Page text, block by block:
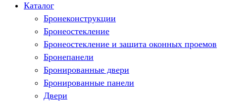
Каталог
Бронеконструкции
Бронеостекление
Бронеостекление и защита оконных проемов
Бронепанели
Бронированные двери
Бронированные панели
Двери